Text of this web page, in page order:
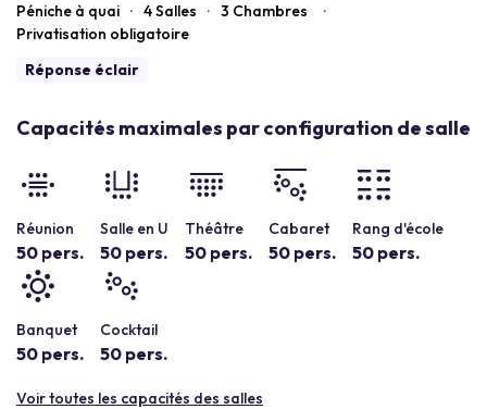
Péniche à quai · 4 Salles · 3 Chambres
·
Privatisation obligatoire
Réponse éclair
Capacités maximales par configuration de salle
Réunion
50 pers.
Salle en U
50 pers.
Théâtre
50 pers.
Cabaret
50 pers.
Rang d'école
50 pers.
Banquet
50 pers.
Cocktail
50 pers.
Voir toutes les capacités des salles